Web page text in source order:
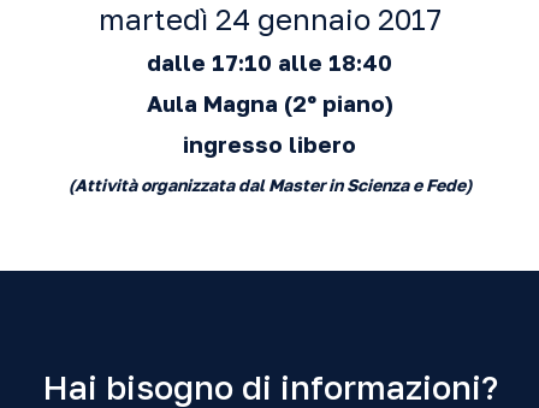
martedì 24 gennaio 2017
dalle 17:10 alle 18:40
Aula Magna (2º piano)
ingresso libero
(Attività organizzata dal Master in Scienza e Fede)
Hai bisogno di informazioni?